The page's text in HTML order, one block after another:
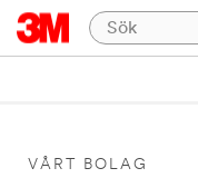
VÅRT BOLAG